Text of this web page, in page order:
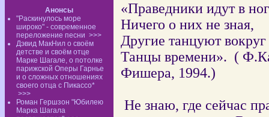
Анонсы
"Раскинулось море
широко" - современное
переложение песни >>>
Дэвид МакНил о своём
детстве и своём отце
Марке Шагале, о потолке
парижской Оперы Гарнье
и о сложных отношениях
своего отца с Пикассо*
>>>
Роман Гершзон "Юбилею
Марка Шагала
«Праведники идут в
Ничего о них не зная,
Другие танцуют
Танцы времени». (
Фишера, 1994.)
Не знаю, где сейчас